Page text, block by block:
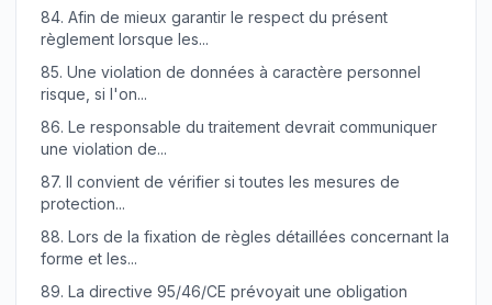
84. Afin de mieux garantir le respect du présent
règlement lorsque les...
85. Une violation de données à caractère personnel
risque, si l'on...
86. Le responsable du traitement devrait communiquer
une violation de...
87. Il convient de vérifier si toutes les mesures de
protection...
88. Lors de la fixation de règles détaillées concernant la
forme et les...
89. La directive 95/46/CE prévoyait une obligation